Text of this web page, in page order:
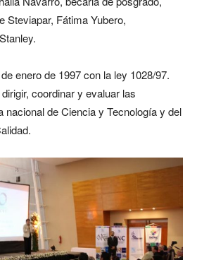
Steviapar, Fátima Yubero,
enero de 1997 con la ley 1028/97.
coordinar y evaluar las
nacional de Ciencia y Tecnología y del